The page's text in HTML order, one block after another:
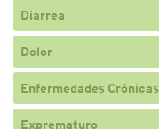
Diarrea
Dolor
Enfermedades Crónicas
Exprematuro